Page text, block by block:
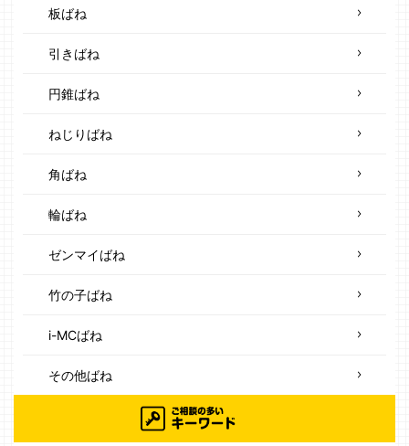
板ばね
引きばね
円錐ばね
ねじりばね
角ばね
輪ばね
ゼンマイばね
竹の子ばね
i-MCばね
その他ばね